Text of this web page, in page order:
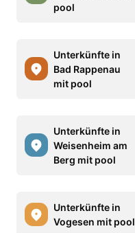
pool
Unterkünfte in
Bad Rappenau
mit pool
Unterkünfte in
Weisenheim am
Berg mit pool
Unterkünfte in
Vogesen mit pool